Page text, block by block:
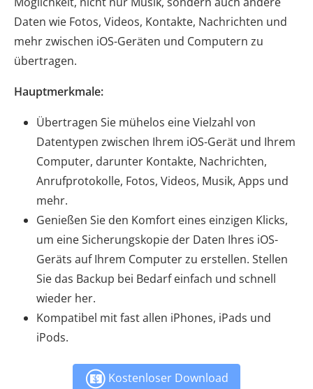
Daten wie Fotos, Videos, Kontakte, Nachrichten und
mehr zwischen iOS-Geräten und Computern zu
übertragen.
Hauptmerkmale:
Übertragen Sie mühelos eine Vielzahl von
Datentypen zwischen Ihrem iOS-Gerät und Ihrem
Computer, darunter Kontakte, Nachrichten,
Anrufprotokolle, Fotos, Videos, Musik, Apps und
mehr.
Genießen Sie den Komfort eines einzigen Klicks,
um eine Sicherungskopie der Daten Ihres iOS-
Geräts auf Ihrem Computer zu erstellen. Stellen
Sie das Backup bei Bedarf einfach und schnell
wieder her.
Kompatibel mit fast allen iPhones, iPads und
iPods.
Kostenloser Download